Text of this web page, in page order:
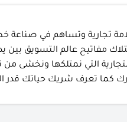
تجارية وتساهم في
مفاتيح عالم التسويق
التي نمتلكها ونخشى من
كما تعرف شريك حياتك قدر